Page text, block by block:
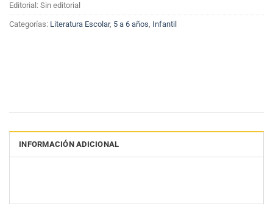
Editorial: Sin editorial
Categorías: Literatura Escolar, 5 a 6 años, Infantil
INFORMACIÓN ADICIONAL